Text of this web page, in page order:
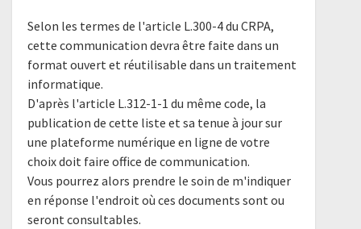
Selon les termes de l'article L.300-4 du CRPA,
cette communication devra être faite dans un
format ouvert et réutilisable dans un traitement
informatique.
D'après l'article L.312-1-1 du même code, la
publication de cette liste et sa tenue à jour sur
une plateforme numérique en ligne de votre
choix doit faire office de communication.
Vous pourrez alors prendre le soin de m'indiquer
en réponse l'endroit où ces documents sont ou
seront consultables.